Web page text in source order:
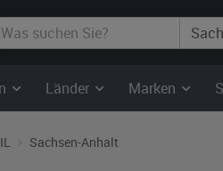
Länder Marken
Sachsen-Anhalt